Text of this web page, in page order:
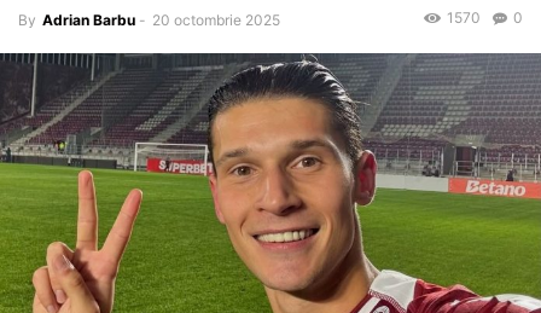
By Adrian Barbu - 20 octombrie 2025 0
1570